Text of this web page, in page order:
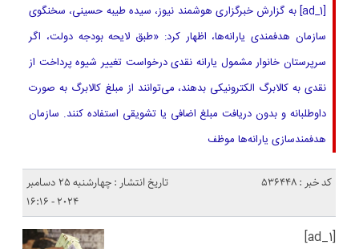
[ad_1] به گزارش خبرگزاری هوشمند نیوز، سیده طیبه حسینی، سخنگوی
سازمان هدفمندی یارانه‌ها، اظهار کرد: «طبق لایحه بودجه دولت، اگر
سرپرستان خانوار مشمول یارانه نقدی درخواست تغییر شیوه پرداخت از
نقدی به کالابرگ الکترونیکی بدهند، می‌توانند از مبلغ کالابرگ به صورت
داوطلبانه و بدون دریافت مبلغ اضافی یا تشویقی استفاده کنند. سازمان
هدفمندسازی یارانه‌ها موظف
کد خبر : 536448
تاریخ انتشار : چهارشنبه 25 دسامبر
2024 - 16:16
[ad_1]